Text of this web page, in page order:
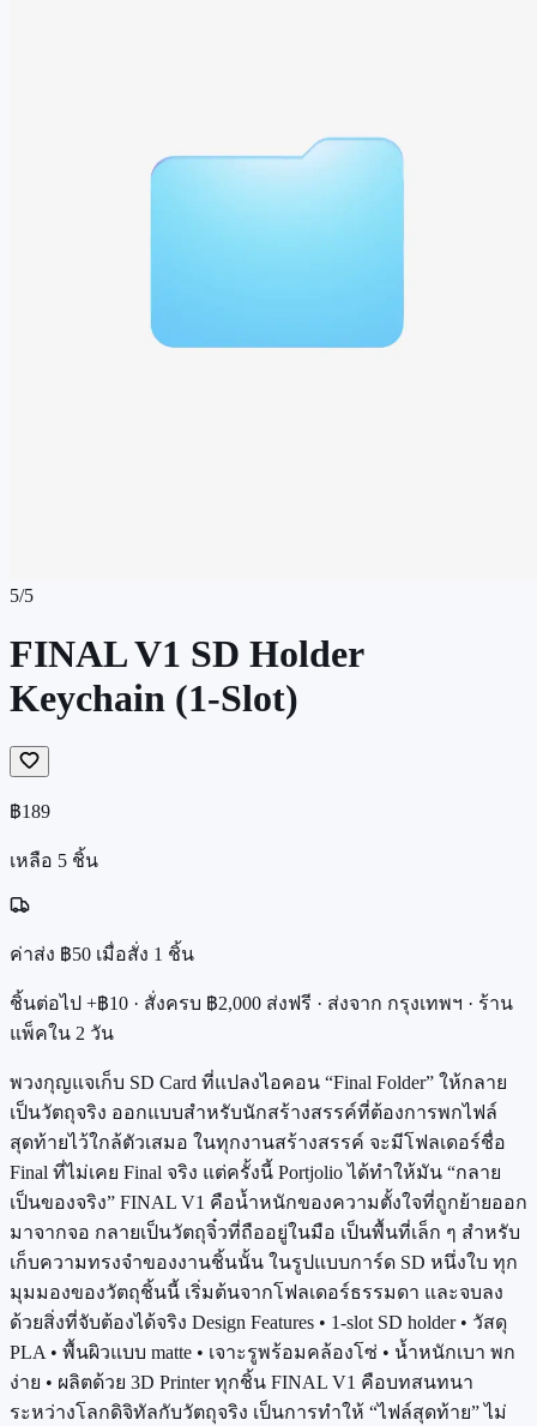
5/5
FINAL V1 SD Holder
Keychain (1-Slot)
฿189
เหลือ 5 ชิ้น
ค่าส่ง ฿50 เมื่อสั่ง 1 ชิ้น
ชิ้นต่อไป +฿10 · สั่งครบ ฿2,000 ส่งฟรี · ส่งจาก กรุงเทพฯ · ร้าน
แพ็คใน 2 วัน
พวงกุญแจเก็บ SD Card ที่แปลงไอคอน “Final Folder” ให้กลาย
เป็นวัตถุจริง ออกแบบสำหรับนักสร้างสรรค์ที่ต้องการพกไฟล์
สุดท้ายไว้ใกล้ตัวเสมอ ในทุกงานสร้างสรรค์ จะมีโฟลเดอร์ชื่อ
Final ที่ไม่เคย Final จริง แต่ครั้งนี้ Portjolio ได้ทำให้มัน “กลาย
เป็นของจริง” FINAL V1 คือน้ำหนักของความตั้งใจที่ถูกย้ายออก
มาจากจอ กลายเป็นวัตถุจิ๋วที่ถืออยู่ในมือ เป็นพื้นที่เล็ก ๆ สำหรับ
เก็บความทรงจำของงานชิ้นนั้น ในรูปแบบการ์ด SD หนึ่งใบ ทุก
มุมมองของวัตถุชิ้นนี้ เริ่มต้นจากโฟลเดอร์ธรรมดา และจบลง
ด้วยสิ่งที่จับต้องได้จริง Design Features • 1-slot SD holder • วัสดุ
PLA • พื้นผิวแบบ matte • เจาะรูพร้อมคล้องโซ่ • น้ำหนักเบา พก
ง่าย • ผลิตด้วย 3D Printer ทุกชิ้น FINAL V1 คือบทสนทนา
ระหว่างโลกดิจิทัลกับวัตถุจริง เป็นการทำให้ “ไฟล์สุดท้าย” ไม่